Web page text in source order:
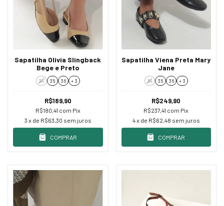
Sapatilha Olivia Slingback
Bege e Preto
34' 35 36 + 3
R$189,90
R$180,41 com Pix
3 x de R$63,30 sem juros
COMPRAR
Sapatilha Viena Preta Mary
Jane
34 35 36 + 3
R$249,90
R$237,41 com Pix
4x de R$62,48 sem juros
COMPRAR